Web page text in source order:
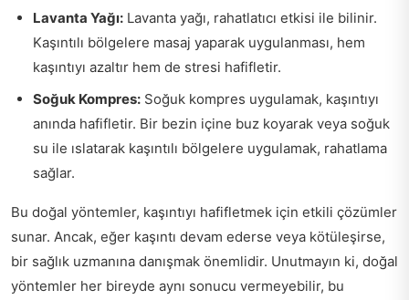
Lavanta Yağı: Lavanta yağı, rahatlatıcı etkisi ile bilinir.
Kaşıntılı bölgelere masaj yaparak uygulanması, hem
kaşıntıyı azaltır hem de stresi hafifletir.
Soğuk Kompres: Soğuk kompres uygulamak, kaşıntıyı
anında hafifletir. Bir bezin içine buz koyarak veya soğuk
su ile ıslatarak kaşıntılı bölgelere uygulamak, rahatlama
sağlar.
Bu doğal yöntemler, kaşıntıyı hafifletmek için etkili çözümler
sunar. Ancak, eğer kaşıntı devam ederse veya kötüleşirse,
bir sağlık uzmanına danışmak önemlidir. Unutmayın ki, doğal
yöntemler her bireyde aynı sonucu vermeyebilir, bu